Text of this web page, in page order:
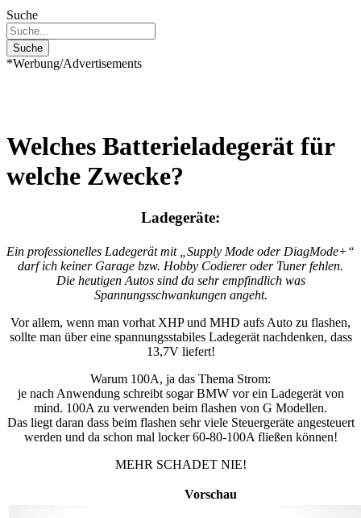
Suche
Suche
*Werbung/Advertisements
Welches Batterieladegerät für
welche Zwecke?
Ladegeräte:
Ein professionelles Ladegerät mit „Supply Mode oder DiagMode+“
darf ich keiner Garage bzw. Hobby Codierer oder Tuner fehlen.
Die heutigen Autos sind da sehr empfindlich was
Spannungsschwankungen angeht.
Vor allem, wenn man vorhat XHP und MHD aufs Auto zu flashen,
sollte man über eine spannungsstabiles Ladegerät nachdenken, dass
13,7V liefert!
Warum 100A, ja das Thema Strom:
je nach Anwendung schreibt sogar BMW vor ein Ladegerät von
mind. 100A zu verwenden beim flashen von G Modellen.
Das liegt daran dass beim flashen sehr viele Steuergeräte angesteuert
werden und da schon mal locker 60-80-100A fließen können!
MEHR SCHADET NIE!
Vorschau